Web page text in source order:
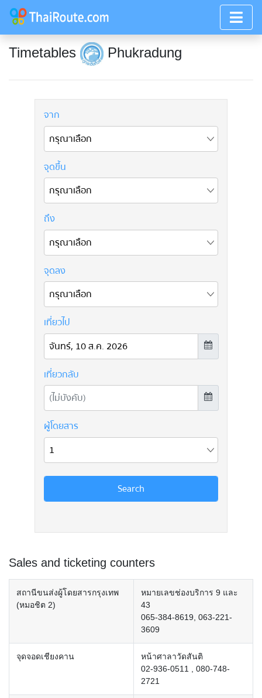
Timetables Phukradung
Sales and ticketing counters
สถานีขนส่งผู้โดยสารกรุงเทพ
(หมอชิต 2)
หมายเลขช่องบริการ 9 และ
43
065-384-8619, 063-221-
3609
จุดจอดเชียงคาน
หน้าศาลาวัดสันติ
02-936-0511 , 080-748-
2721